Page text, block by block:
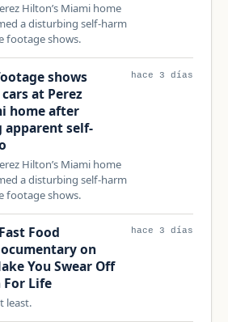
Hilton’s Miami home
a disturbing self-harm
footage shows.
shows
at Perez
home after
self-
Hilton’s Miami home
a disturbing self-harm
footage shows.
hace 3 días
Food
on
You Swear Off
For Life
least.
hace 3 días